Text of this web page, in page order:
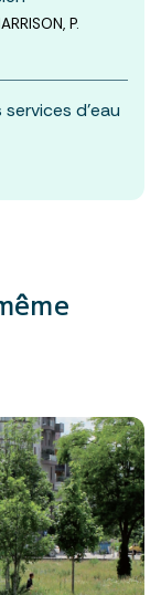
P.
d’eau